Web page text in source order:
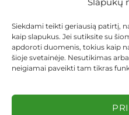
Slapukų
Siekdami teikti geriausią patirtį,
kaip slapukus. Jei sutiksite su
apdoroti duomenis, tokius kaip
šioje svetainėje. Nesutikimas
neigiamai paveikti tam tikras
KONTAKTAI
MOKĖJIMAS LIZINGU
KEITIMAS IR